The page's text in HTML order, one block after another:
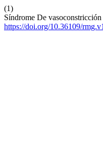
(1)
Síndrome De
https://doi.org/10.36109/